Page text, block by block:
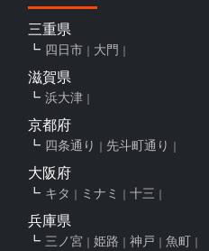
三重県
四日市 大門
滋賀県
浜大津
京都府
四条通り 先斗町通り
大阪府
キタ ミナミ 十三
兵庫県
三ノ宮 姫路 神戸 魚町